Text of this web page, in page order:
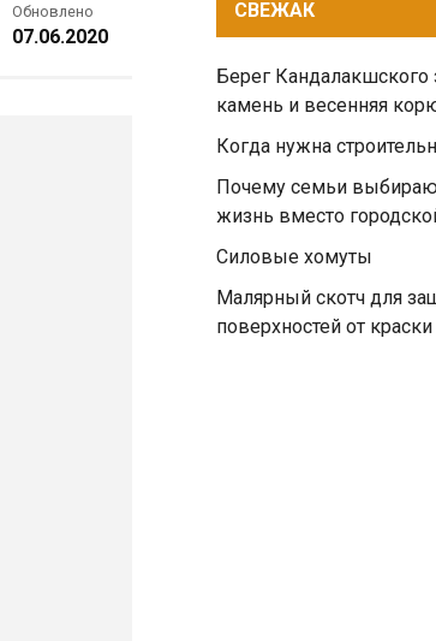
Обновлено
07.06.2020
СВЕЖАК
Берег Кандалакшского
камень и весенняя
Когда нужна
Почему семьи
жизнь вместо
Силовые хомуты
Малярный скотч для
поверхностей от краски